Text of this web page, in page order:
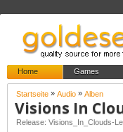
Home Games
Startseite » Audio » Alben
Visions In
Release: Visions_In_Clouds-